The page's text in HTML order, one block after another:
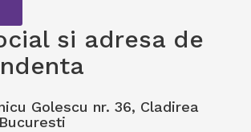
si adresa de
Golescu nr. 36, Cladirea